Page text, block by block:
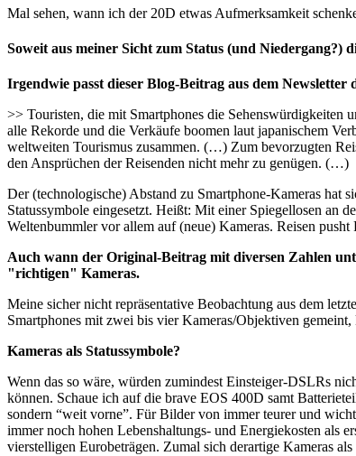
Mal sehen, wann ich der 20D etwas Aufmerksamkeit
Soweit aus meiner Sicht zum Status (und Niedergang?)
Irgendwie passt dieser Blog-Beitrag aus dem
>> Touristen, die mit Smartphones die
alle Rekorde und die Verkäufe boomen laut japanischem
weltweiten Tourismus zusammen. (…) Zum bevorzugten
den Ansprüchen der Reisenden nicht mehr zu genügen. (…)
Der (technologische) Abstand zu Smartphone-Kameras hat
Statussymbole eingesetzt. Heißt: Mit einer Spiegellosen an
Weltenbummler vor allem auf (neue) Kameras. Reisen pusht
Auch wann der Original-Beitrag mit diversen Zahlen
"richtigen" Kameras.
Meine sicher nicht repräsentative Beobachtung aus dem
Smartphones mit zwei bis vier Kameras/Objektiven
Kameras als Statussymbole?
Wenn das so wäre, würden zumindest Einsteiger-DSLRs
können. Schaue ich auf die brave EOS 400D samt
sondern “weit vorne”. Für Bilder von immer teurer und
immer noch hohen Lebenshaltungs- und Energiekosten als
vierstelligen Eurobeträgen. Zumal sich derartige Kameras